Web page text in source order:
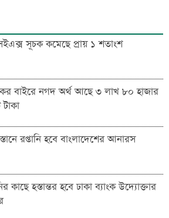
সূচক কমেছে প্রায় ১ শতাংশ
বাইরে নগদ অর্থ আছে ৩ লাখ ৮০ হাজার
রপ্তানি হবে বাংলাদেশের আনারস
কাছে হস্তান্তর হবে ঢাকা ব্যাংক উদ্যোক্তার